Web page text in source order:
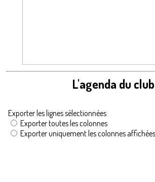
L'agenda du club